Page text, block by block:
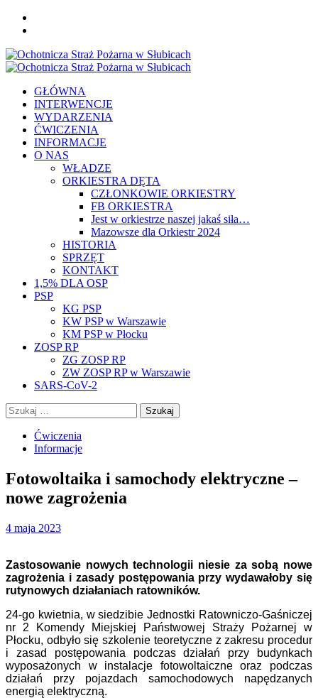
Skip
Primary
GŁÓWNA
INTERWENCJE
WYDARZENIA
ĆWICZENIA
INFORMACJE
O NAS
WŁADZE
ORKIESTRA DĘTA
CZŁONKOWIE ORKIESTRY
FB ORKIESTRA
Jest w orkiestrze naszej jakaś siła…
Mazowsze dla Orkiestr 2024
HISTORIA
SPRZĘT
KONTAKT
1,5% DLA OSP
PSP
KG PSP
KW PSP w Warszawie
KM PSP w Płocku
ZOSP RP
ZG ZOSP RP
ZW ZOSP RP w Warszawie
SARS-CoV-2
Szukaj:
Ćwiczenia
Informacje
Fotowoltaika i samochody elektryczne –
nowe zagrożenia
4 maja 2023
Zastosowanie nowych technologii niesie za sobą nowe
zagrożenia i zasady postępowania przy wydawałoby się
rutynowych działaniach ratowników.
24-go kwietnia, w siedzibie Jednostki Ratowniczo-Gaśniczej
nr 2 Komendy Miejskiej Państwowej Straży Pożarnej w
Płocku, odbyło się szkolenie teoretyczne z zakresu procedur
i zasad postępowania podczas działań przy budynkach
wyposażonych w instalacje fotowoltaiczne oraz podczas
działań przy pojazdach samochodowych napędzanych
energią elektryczną.